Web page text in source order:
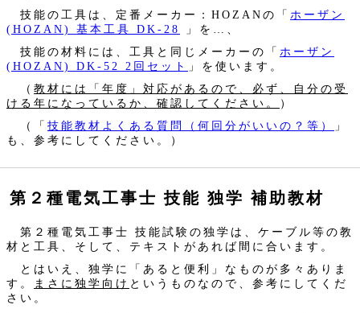
技能の工具は、定番メーカー：HOZANの「 ホーザン
(HOZAN) 基本工具 DK-28
」を…、
技能の材料には、工具と同じメーカーの「 ホーザン
(HOZAN) DK-52 2回セット
」を使います。
（ 教材には「年度」対応があるので、必ず、自分の受
ける年になっているか、確認してください。
）
（「 技能教材よくある質問（何回分がいいの？等）
」
も、参考にしてください。）
第２種電気工事士 技能 独学 補助教材
第２種電気工事士 技能試験の独学は、ケーブル等の教
材と工具、そして、テキストがあれば間に合います。
とはいえ、独学に「あると便利」なものが多々ありま
す。
まさに独学向け というものなので、参考にしてくだ
さい。